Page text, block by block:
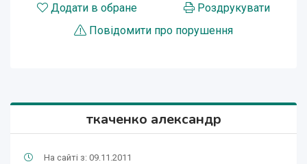
Додати в обране
Роздрукувати
Повідомити про порушення
ткаченко александр
На сайті з: 09.11.2011